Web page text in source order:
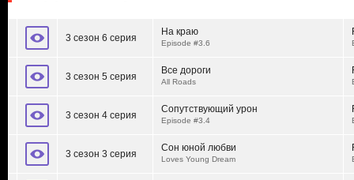
3 сезон 6 серия
На краю
Episode #3.6
3 сезон 5 серия
Все дороги
All Roads
3 сезон 4 серия
Сопутствующий урон
Episode #3.4
3 сезон 3 серия
Сон юной любви
Loves Young Dream